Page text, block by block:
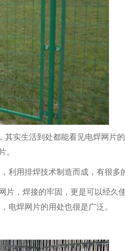
道隔离栏
实生活到处都能看见电焊网片
。
利用排焊技术制造而成，有很多
，焊接的牢固，更是可以经久
电焊网片的用处也很是广泛。